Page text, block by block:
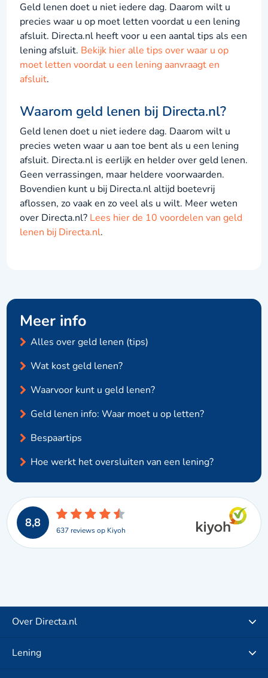
Geld lenen doet u niet iedere dag. Daarom wilt u
precies waar u op moet letten voordat u een lening
afsluit. Directa.nl heeft voor u een aantal tips als een
lening afsluit. Bekijk hier alle tips over waar u op
moet letten voordat u een lening aanvraagt en
afsluit.
Waarom geld lenen bij Directa.nl?
Geld lenen doet u niet iedere dag. Daarom wilt u
precies weten waar u aan toe bent als u een lening
afsluit. Directa.nl is eerlijk en helder over geld lenen.
Geen verrassingen, maar heldere voorwaarden.
Bovendien kunt u bij Directa.nl altijd boetevrij
aflossen, zo vaak en zo veel als u wilt. Meer weten
over Directa.nl? Lees hier de 10 voordelen van geld
lenen bij Directa.nl.
Meer info
Alles over geld lenen (tips)
Wat kost geld lenen?
Waarvoor kunt u geld lenen?
Geld lenen info: Waar moet u op letten?
Bespaartips
Hoe werkt het oversluiten van een lening?
8,8
637 reviews op Kiyoh
Over Directa.nl
Lening